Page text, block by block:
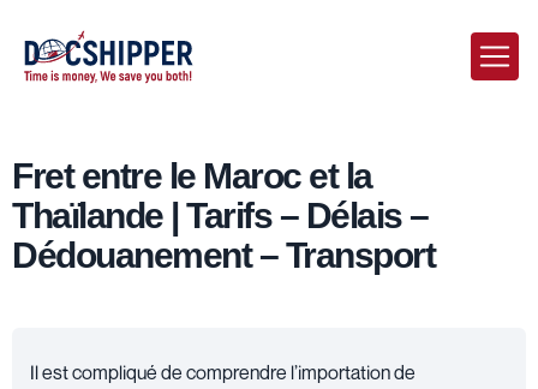
Fret entre le Maroc et la
Thaïlande | Tarifs – Délais –
Dédouanement – Transport
Il est compliqué de comprendre l’importation de